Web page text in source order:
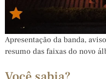
Apresentação da banda,
resumo das faixas do novo